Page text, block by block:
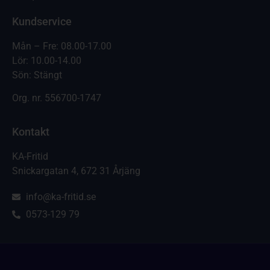
Kundservice
Mån – Fre: 08.00-17.00
Lör: 10.00-14.00
Sön: Stängt
Org. nr. 556700-1747
Kontakt
KA-Fritid
Snickargatan 4, 672 31 Årjäng
info@ka-fritid.se
0573-129 79